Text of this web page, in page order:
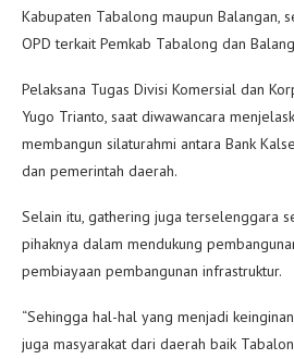
Kabupaten Tabalong maupun Balangan,
OPD terkait Pemkab Tabalong dan
Pelaksana Tugas Divisi Komersial dan
Yugo Trianto, saat diwawancara
membangun silaturahmi antara Bank
dan pemerintah daerah.
Selain itu, gathering juga terselenggara
pihaknya dalam mendukung
pembiayaan pembangunan infrastruktur.
“Sehingga hal-hal yang menjadi
juga masyarakat dari daerah baik